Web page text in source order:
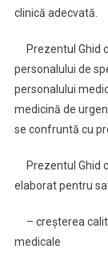
clinică adecvată.
Prezentul Ghid
personalului de
personalului
medicină de
se confruntă cu
Prezentul Ghid
elaborat pentru
– creşterea
medicale